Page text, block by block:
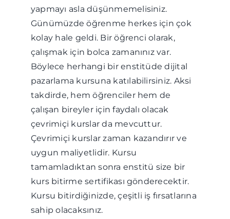
yapmayı asla düşünmemelisiniz.
Günümüzde öğrenme herkes için çok
kolay hale geldi. Bir öğrenci olarak,
çalışmak için bolca zamanınız var.
Böylece herhangi bir enstitüde dijital
pazarlama kursuna katılabilirsiniz. Aksi
takdirde, hem öğrenciler hem de
çalışan bireyler için faydalı olacak
çevrimiçi kurslar da mevcuttur.
Çevrimiçi kurslar zaman kazandırır ve
uygun maliyetlidir. Kursu
tamamladıktan sonra enstitü size bir
kurs bitirme sertifikası gönderecektir.
Kursu bitirdiğinizde, çeşitli iş fırsatlarına
sahip olacaksınız.